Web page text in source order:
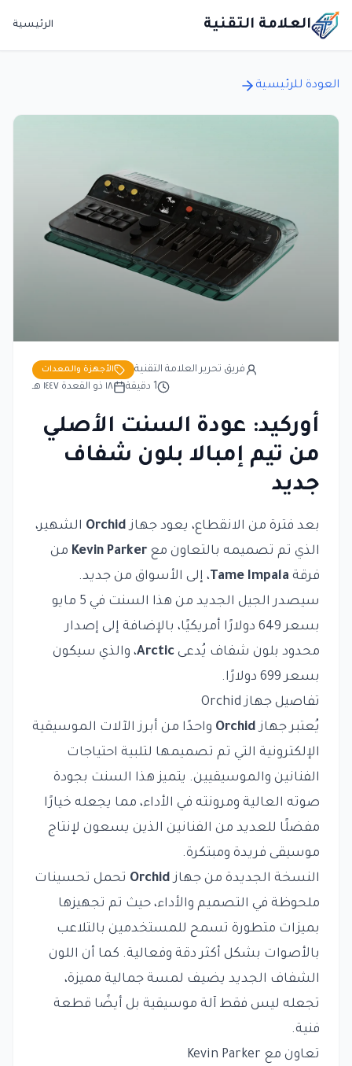
العلامة التقنية الرئيسية
العودة للرئيسية
الأجهزة والمعدات
فريق تحرير العلامة التقنية
١٨ ذو القعدة ١٤٤٧ هـ
1 دقيقة
أوركيد: عودة السنت الأصلي
من تيم إمبالا بلون شفاف
جديد
بعد فترة من الانقطاع، يعود جهازOrchid الشهير،
الذي تم تصميمه بالتعاون معKevin Parker من
فرقة Tame Impala ، إلى الأسواق من جديد.
سيصدر الجيل الجديد من هذا السنت في 5 مايو
بسعر 649 دولارًا أمريكيًا، بالإضافة إلى إصدار
محدود بلون شفاف يُدعى Arctic، والذي سيكون
بسعر 699 دولارًا.
تفاصيل جهاز Orchid
يُعتبر جهازOrchid واحدًا من أبرز الآلات الموسيقية
الإلكترونية التي تم تصميمها لتلبية احتياجات
الفنانين والموسيقيين. يتميز هذا السنت بجودة
صوته العالية ومرونته في الأداء، مما يجعله خيارًا
مفضلًا للعديد من الفنانين الذين يسعون لإنتاج
موسيقى فريدة ومبتكرة.
النسخة الجديدة من جهازOrchid تحمل تحسينات
ملحوظة في التصميم والأداء، حيث تم تجهيزها
بميزات متطورة تسمح للمستخدمين بالتلاعب
بالأصوات بشكل أكثر دقة وفعالية. كما أن اللون
الشفاف الجديد يضيف لمسة جمالية مميزة،
تجعله ليس فقط آلة موسيقية بل أيضًا قطعة
فنية.
تعاون مع Kevin Parker